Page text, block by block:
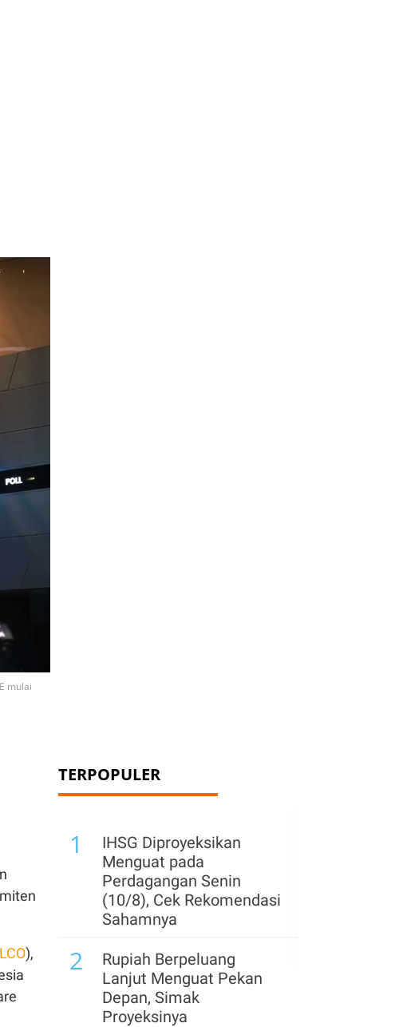
mulai
),
TERPOPULER
1
IHSG Diproyeksikan
Menguat pada
Perdagangan Senin
(10/8), Cek Rekomendasi
Sahamnya
2
Rupiah Berpeluang
Lanjut Menguat Pekan
Depan, Simak
Proyeksinya